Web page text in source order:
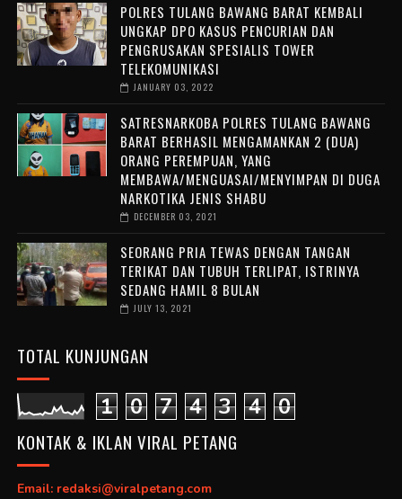
POLRES TULANG BAWANG BARAT KEMBALI
UNGKAP DPO KASUS PENCURIAN DAN
PENGRUSAKAN SPESIALIS TOWER
TELEKOMUNIKASI
JANUARY 03, 2022
SATRESNARKOBA POLRES TULANG BAWANG
BARAT BERHASIL MENGAMANKAN 2 (DUA)
ORANG PEREMPUAN, YANG
MEMBAWA/MENGUASAI/MENYIMPAN DI DUGA
NARKOTIKA JENIS SHABU
DECEMBER 03, 2021
SEORANG PRIA TEWAS DENGAN TANGAN
TERIKAT DAN TUBUH TERLIPAT, ISTRINYA
SEDANG HAMIL 8 BULAN
JULY 13, 2021
TOTAL KUNJUNGAN
1 0 7 4 3 4 0
KONTAK & IKLAN VIRAL PETANG
Email: redaksi@viralpetang.com